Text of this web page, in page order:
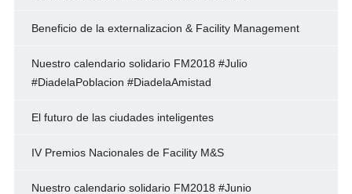
Beneficio de la externalizacion & Facility Management
Nuestro calendario solidario FM2018 #Julio
#DiadelaPoblacion #DiadelaAmistad
El futuro de las ciudades inteligentes
IV Premios Nacionales de Facility M&S
Nuestro calendario solidario FM2018 #Junio